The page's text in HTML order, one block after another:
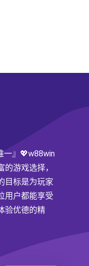
一』💖w88win
游戏选择，
目标是为玩家
用户都能享受
验优德的精